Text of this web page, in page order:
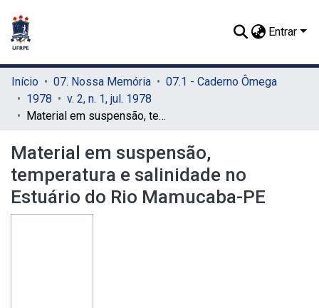
Entrar
Início 07. Nossa Memória
07.1 - Caderno Ômega
1978
v. 2, n. 1, jul. 1978
Material em suspensão, temperatura e salinidade no Estuário do Rio Mamucaba-PE
Material em suspensão,
temperatura e salinidade no
Estuário do Rio Mamucaba-PE